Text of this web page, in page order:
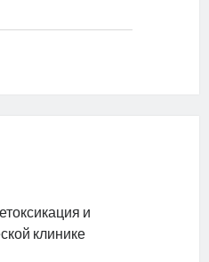
и
клинике